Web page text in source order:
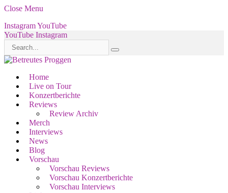
Close Menu
InstagramYouTube
YouTube Instagram
Home
Live on Tour
Konzertberichte
Reviews
Review Archiv
Merch
Interviews
News
Blog
Vorschau
Vorschau Reviews
Vorschau Konzertberichte
Vorschau Interviews